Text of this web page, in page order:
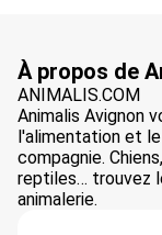
À propos de
ANIMALIS.COM
Animalis Avignon
l'alimentation et
compagnie.
reptiles… trouvez
animalerie.